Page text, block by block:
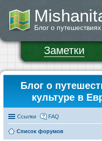
Блог о
Заметки
Блог о
культуре в
Ссылки FAQ
Список форумов